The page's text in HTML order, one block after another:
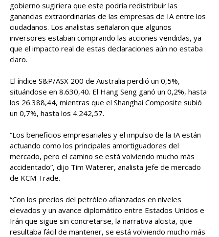
gobierno sugiriera que este podría redistribuir las
ganancias extraordinarias de las empresas de IA entre los
ciudadanos. Los analistas señalaron que algunos
inversores estaban comprando las acciones vendidas, ya
que el impacto real de estas declaraciones aún no estaba
claro.
El índice S&P/ASX 200 de Australia perdió un 0,5%,
situándose en 8.630,40. El Hang Seng ganó un 0,2%, hasta
los 26.388,44, mientras que el Shanghai Composite subió
un 0,7%, hasta los 4.242,57.
“Los beneficios empresariales y el impulso de la IA están
actuando como los principales amortiguadores del
mercado, pero el camino se está volviendo mucho más
accidentado”, dijo Tim Waterer, analista jefe de mercado
de KCM Trade.
“Con los precios del petróleo afianzados en niveles
elevados y un avance diplomático entre Estados Unidos e
Irán que sigue sin concretarse, la narrativa alcista, que
resultaba fácil de mantener, se está volviendo mucho más